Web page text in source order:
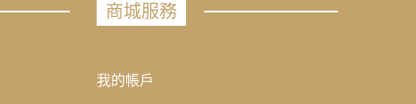
商城服務
我的帳戶